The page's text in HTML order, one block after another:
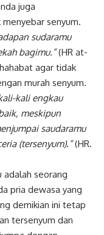
juga
senyum.
sudaramu
bagimu.”(HR at-
agar tidak
murah senyum.
kali engkau
meskipun
saudaramu
(tersenyum).”(HR.
adalah seorang
pria dewasa yang
demikian ini tetap
tersenyum dan